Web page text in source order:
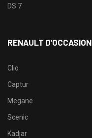
DS 7
RENAULT D’OCCASION
Clio
Captur
Megane
Scenic
Kadjar